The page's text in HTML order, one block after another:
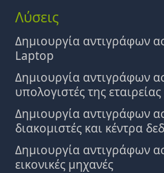
Λύσεις
Δημιουργία αντιγράφων
Laptop
Δημιουργία αντιγράφων
υπολογιστές της εταιρείας
Δημιουργία αντιγράφων
διακομιστές και κέντρα
Δημιουργία αντιγράφων
εικονικές μηχανές